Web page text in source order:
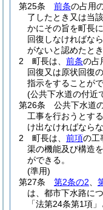
第25条 前条の占用
了したとき又は当
かにその旨を町長
回復しなければなら
がないと認めたと
2
町長は、 前条の占
回復又は原状回復
指示をすることがで
(公共下水道の付近
第26条
公共下水道
工事を行おうとす
け出なければならな
2
町長は、 前項の工
渠の機能及び構造
ができる。
(準用)
第27条
第2条の2
は、都市下水路に
「法第24条第1項